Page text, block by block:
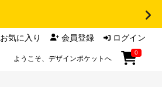
お気に入り 会員登録 ログイン
ようこそ、デザインポケットへ
0